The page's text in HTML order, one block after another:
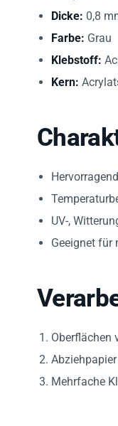
Dicke: 0,8
Farbe: Grau
Klebstoff:
Kern:
UV-,
Geeignet für
Oberflächen
Mehrfache